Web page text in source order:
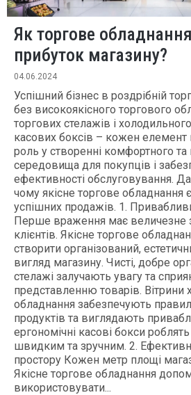
Як торгове
прибуток магазину?
04.06.2024
Успішний бізнес в роздрібній
без високоякісного торгового
торгових стелажів і
касових боксів – кожен елемент
роль у створенні комфортного
середовища для покупців і
ефективності обслуговування.
чому якісне торгове обладнання
успішних продажів. 1.
Перше враження має величезне
клієнтів. Якісне торгове
створити організований,
вигляд магазину. Чисті, добре
стелажі залучають увагу та
представленню товарів. Вітрини
обладнання забезпечують
продуктів та виглядають
ергономічні касові бокси
швидким та зручним. 2.
простору Кожен метр площі
Якісне торгове обладнання
використовувати...